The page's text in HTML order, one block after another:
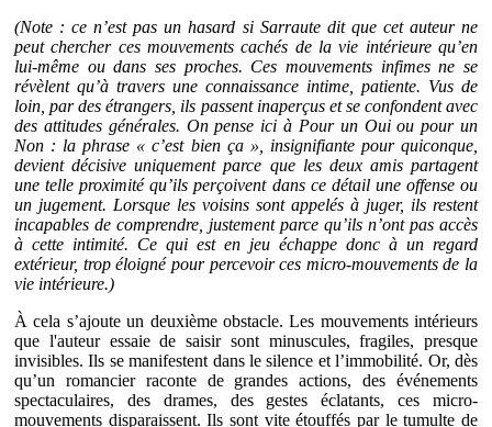
(Note : ce n’est pas un hasard si Sarraute dit que cet auteur ne
peut chercher ces mouvements cachés de la vie intérieure qu’en
lui-même ou dans ses proches. Ces mouvements infimes ne se
révèlent qu’à travers une connaissance intime, patiente. Vus de
loin, par des étrangers, ils passent inaperçus et se confondent avec
des attitudes générales. On pense ici à Pour un Oui ou pour un
Non : la phrase « c’est bien ça », insignifiante pour quiconque,
devient décisive uniquement parce que les deux amis partagent
une telle proximité qu’ils perçoivent dans ce détail une offense ou
un jugement. Lorsque les voisins sont appelés à juger, ils restent
incapables de comprendre, justement parce qu’ils n’ont pas accès
à cette intimité. Ce qui est en jeu échappe donc à un regard
extérieur, trop éloigné pour percevoir ces micro-mouvements de la
vie intérieure.)
À cela s’ajoute un deuxième obstacle. Les mouvements intérieurs
que l'auteur essaie de saisir sont minuscules, fragiles, presque
invisibles. Ils se manifestent dans le silence et l’immobilité. Or, dès
qu’un romancier raconte de grandes actions, des événements
spectaculaires, des drames, des gestes éclatants, ces micro-
mouvements disparaissent. Ils sont vite étouffés par le tumulte de